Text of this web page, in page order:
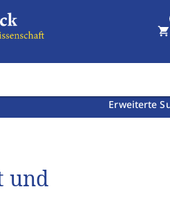
Erweiterte
shopping_cart
und